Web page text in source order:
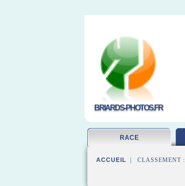
BRIARDS-PHOTOS.FR
RACE
ACCUEIL | CLASSEMENT :